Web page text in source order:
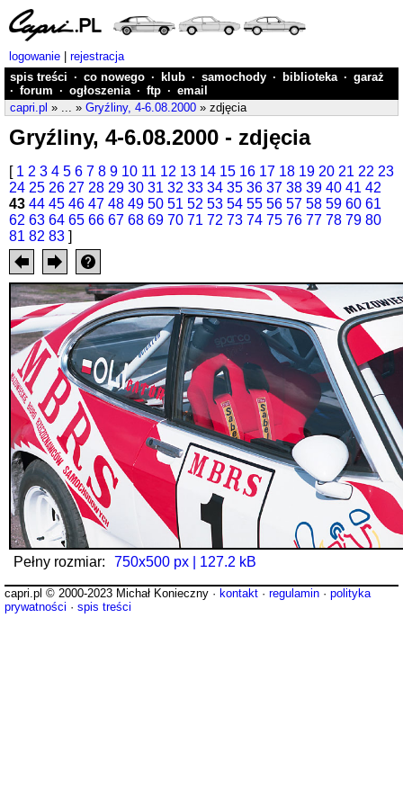
logowanie
rejestracja
spis treści · co nowego · klub · samochody · biblioteka · garaż
· forum · ogłoszenia · ftp · email
capri.pl » ... » Gryźliny, 4-6.08.2000 » zdjęcia
Gryźliny, 4-6.08.2000 - zdjęcia
[ 1 2 3 4 5 6 7 8 9 10 11 12 13 14 15 16 17 18 19 20 21 22 23
24 25 26 27 28 29 30 31 32 33 34 35 36 37 38 39 40 41 42
43 44 45 46 47 48 49 50 51 52 53 54 55 56 57 58 59 60 61
62 63 64 65 66 67 68 69 70 71 72 73 74 75 76 77 78 79 80
81 82 83 ]
Pełny rozmiar: 750x500 px | 127.2 kB
capri.pl © 2000-2023 Michał Konieczny · kontakt · regulamin · polityka
prywatności · spis treści